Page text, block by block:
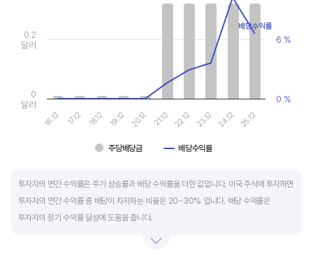
The chart has 2 Y axes displaying values, and values.
주당배당금 배당수익률
16.12 17.12 18.12 19.12 20.12 21.12 22.12 23.12 24.12 25.12
0
달러
0.2
달러
0 %
6 %
배당수익률
투자자의 연간 수익률은 주가 상승률과 배당 수익률을 더한 값입니다. 미국 주식에 투자하면
투자자의 연간 수익률 중 배당이 차지하는 비율은 20~30% 입니다. 배당 수익률은
투자자의 장기 수익률 달성에 도움을 줍니다.